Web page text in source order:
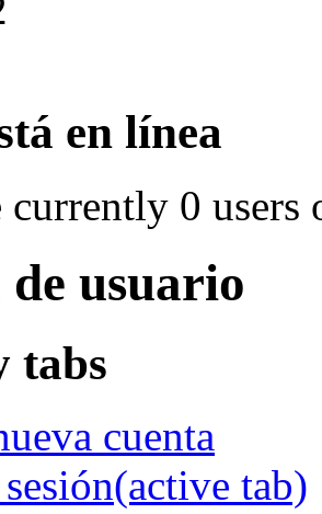
en línea
currently 0 users
usuario
tabs
cuenta
(active tab)